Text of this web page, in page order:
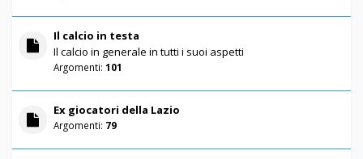
Il calcio in testa
Il calcio in generale in tutti i suoi aspetti
Argomenti: 101
Ex giocatori della Lazio
Argomenti: 79